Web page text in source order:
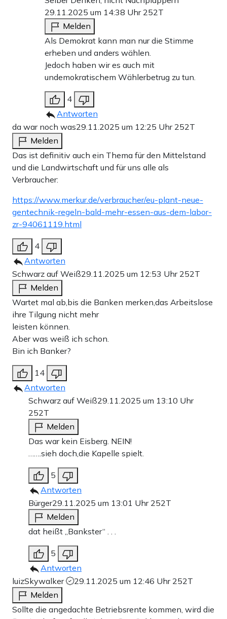
29.11.2025 um 14:38 Uhr 252T
Melden
Als Demokrat kann man nur die Stimme
erheben und anders wählen.
Jedoch haben wir es auch mit
undemokratischem Wählerbetrug zu tun.
4
Antworten
da war noch was29.11.2025 um 12:25 Uhr 252T
Melden
Das ist definitiv auch ein Thema für den Mittelstand
und die Landwirtschaft und für uns alle als
Verbraucher:
https://www.merkur.de/verbraucher/eu-plant-neue-
gentechnik-regeln-bald-mehr-essen-aus-dem-labor-
zr-94061119.html
4
Antworten
Schwarz auf Weiß29.11.2025 um 12:53 Uhr 252T
Melden
Wartet mal ab,bis die Banken merken,das Arbeitslose
ihre Tilgung nicht mehr
leisten können.
Aber was weiß ich schon.
Bin ich Banker?
14
Antworten
Schwarz auf Weiß29.11.2025 um 13:10 Uhr
252T
Melden
Das war kein Eisberg. NEIN!
…….sieh doch,die Kapelle spielt.
5
Antworten
Bürger29.11.2025 um 13:01 Uhr 252T
Melden
dat heißt „Bankster“ . . .
5
Antworten
luizSkywalker
29.11.2025 um 12:46 Uhr 252T
Melden
Sollte die angedachte Betriebsrente kommen, wird die